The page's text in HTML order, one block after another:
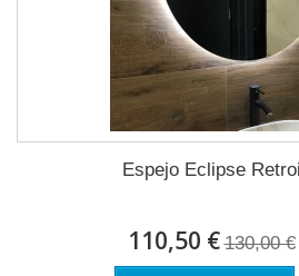
Espejo Eclipse
110,50 € 130,00 €